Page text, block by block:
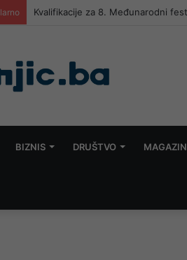
Prilika za posao u Lidlu: Otvara se
BIZNIS DRUŠTVO MAGAZIN